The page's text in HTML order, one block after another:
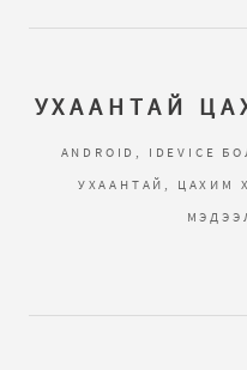
УХААНТАЙ
ANDROID, IDEVICE
УХААНТАЙ, ЦАХИМ